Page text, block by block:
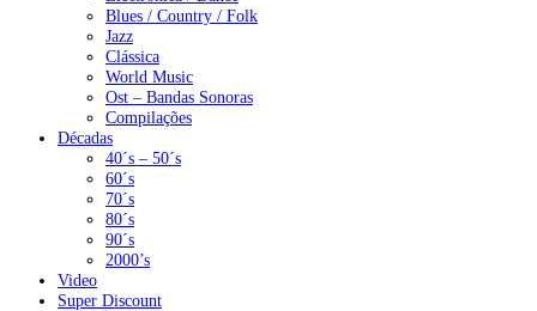
Blues / Country / Folk
Jazz
Clássica
World Music
Ost – Bandas Sonoras
Compilações
Décadas
40´s – 50´s
60´s
70´s
80´s
90´s
2000’s
Video
Super Discount